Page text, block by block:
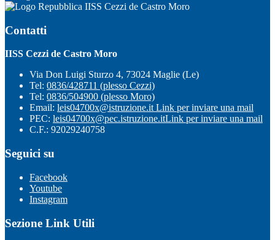
IISS Cezzi de Castro Moro
Contatti
IISS Cezzi de Castro Moro
Via Don Luigi Sturzo 4, 73024 Maglie (Le)
Tel: 0836/428711 (plesso Cezzi)
Tel: 0836/504900 (plesso Moro)
Email: leis04700x@istruzione.itLink per inviare una mail
PEC: leis04700x@pec.istruzione.itLink per inviare una mail
C.F.: 92029240758
Seguici su
Facebook
Youtube
Instagram
Sezione Link Utili